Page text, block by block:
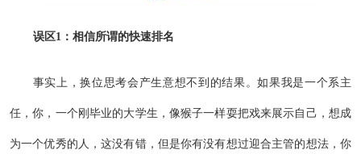
误区1：相信所谓的快速排名
事实上，换位思考会产生意想不到的结果。如果我是一个系主
任，你，一个刚毕业的大学生，像猴子一样耍把戏来展示自己，想成
为一个优秀的人，这没有错，但是你有没有想过迎合主管的想法，你